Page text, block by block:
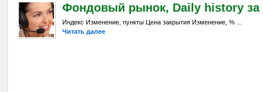
Фондовый рынок, Daily history за
Индекс Изменение, пункты Цена закрытия Изменение, % ...
Читать далее